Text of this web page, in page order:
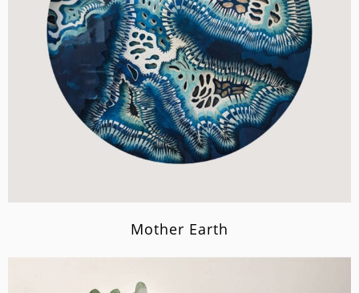
Mother Earth